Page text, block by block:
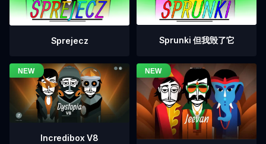
Sprejecz Sprunki 但我毁了它
Incredibox V8